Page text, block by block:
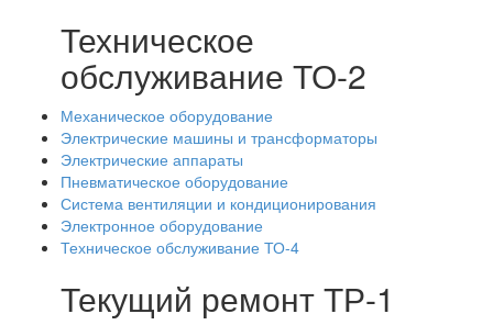
Техническое
обслуживание ТО-2
Механическое оборудование
Электрические машины и трансформаторы
Электрические аппараты
Пневматическое оборудование
Система вентиляции и кондиционирования
Электронное оборудование
Техническое обслуживание ТО-4
Текущий ремонт ТР-1